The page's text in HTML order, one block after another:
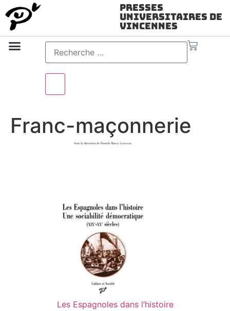
Presses
Universitaires de
Vincennes
Franc-maçonnerie
Les Espagnoles dans l’histoire